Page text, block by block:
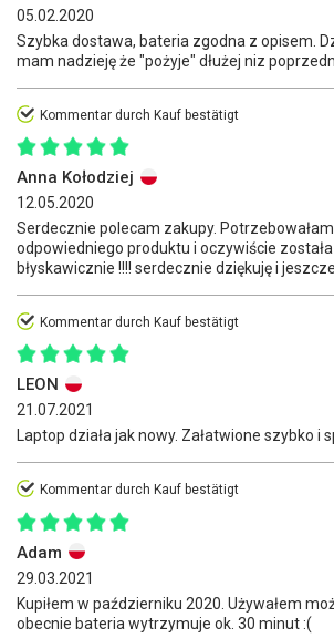
05.02.2020
Szybka dostawa, bateria zgodna z opisem.
mam nadzieję że "pożyje" dłużej niz
Kommentar durch Kauf bestätigt
Anna Kołodziej
12.05.2020
Serdecznie polecam zakupy.
odpowiedniego produktu i oczywiście
błyskawicznie !!!! serdecznie dziękuję i
Kommentar durch Kauf bestätigt
LEON
21.07.2021
Laptop działa jak nowy. Załatwione szybko i
Kommentar durch Kauf bestätigt
Adam
29.03.2021
Kupiłem w październiku 2020. Używałem
obecnie bateria wytrzymuje ok. 30 minut :(